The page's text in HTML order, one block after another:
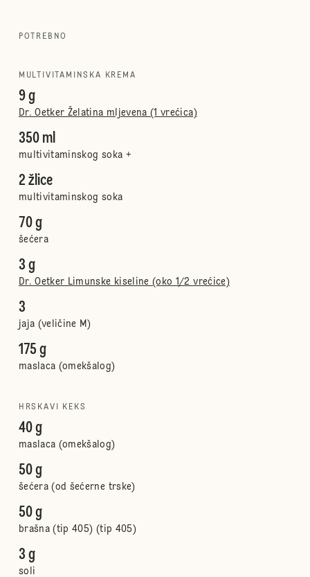
POTREBNO
MULTIVITAMINSKA KREMA
9 g
Dr. Oetker Želatina mljevena (1 vrećica)
350 ml
multivitaminskog soka +
2 žlice
multivitaminskog soka
70 g
šećera
3 g
Dr. Oetker Limunske kiseline (oko 1/2 vrećice)
3
jaja (veličine M)
175 g
maslaca (omekšalog)
HRSKAVI KEKS
40 g
maslaca (omekšalog)
50 g
šećera (od šećerne trske)
50 g
brašna (tip 405) (tip 405)
3 g
soli